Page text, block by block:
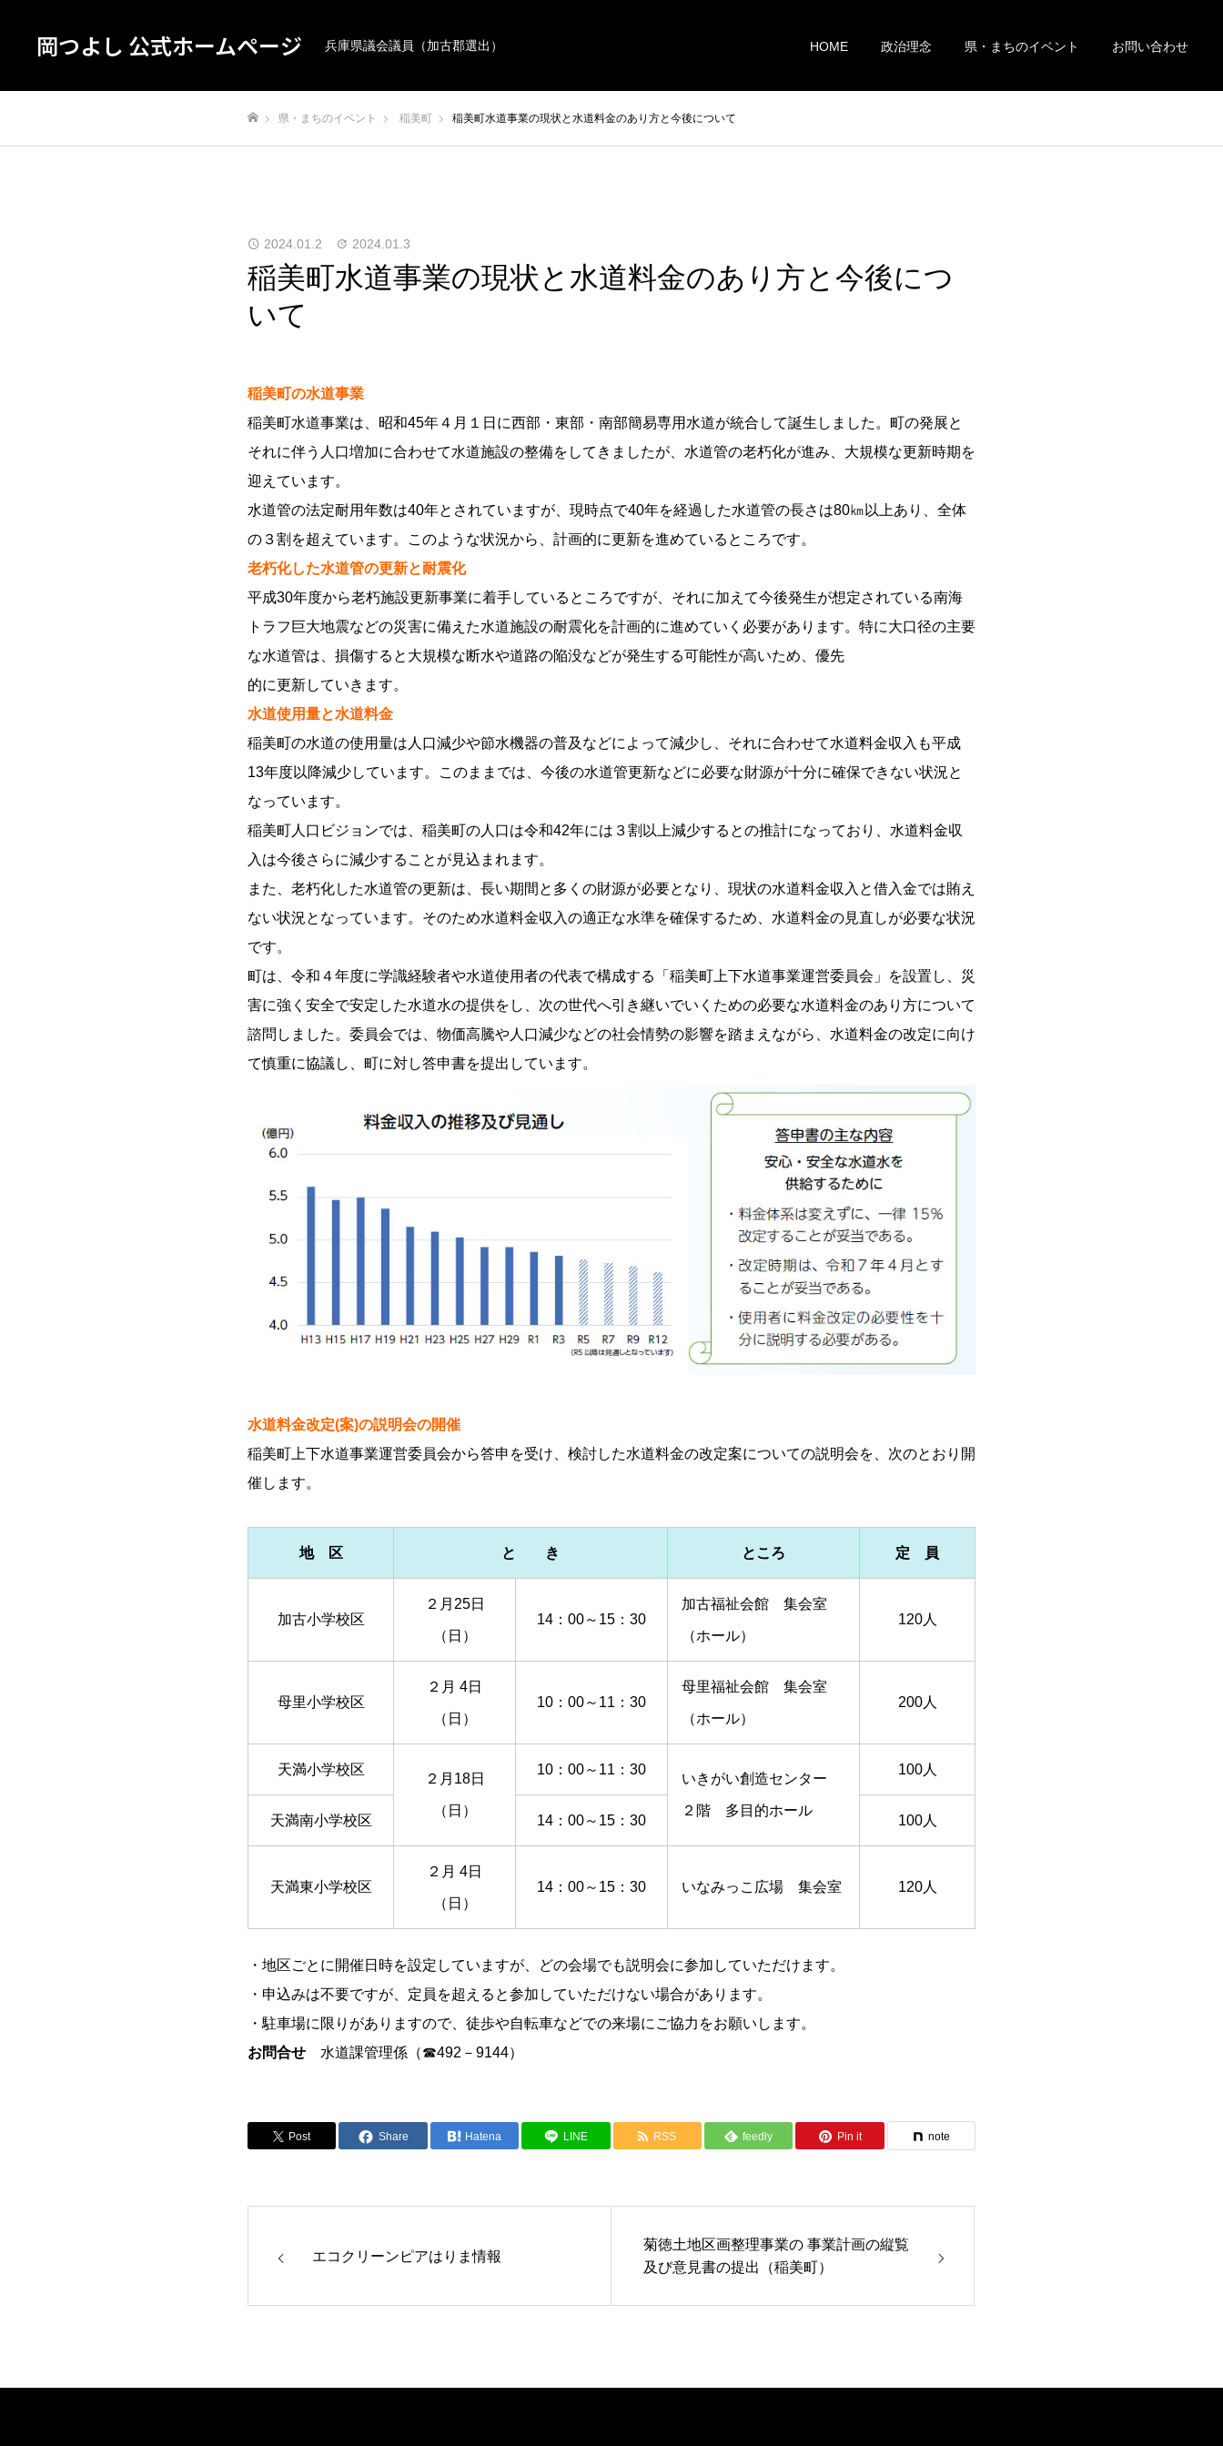
岡つよし 公式ホームページ 兵庫県議会議員（加古郡選出） HOME 政治理念 県・まちのイベント お問い合わせ
県・まちのイベント 稲美町 稲美町水道事業の現状と水道料金のあり方と今後について
2024.01.2 2024.01.3
稲美町水道事業の現状と水道料金のあり方と今後につ
いて
稲美町の水道事業
稲美町水道事業は、昭和45年４月１日に西部・東部・南部簡易専用水道が統合して誕生しました。町の発展と
それに伴う人口増加に合わせて水道施設の整備をしてきましたが、水道管の老朽化が進み、大規模な更新時期を
迎えています。
水道管の法定耐用年数は40年とされていますが、現時点で40年を経過した水道管の長さは80㎞以上あり、全体
の３割を超えています。このような状況から、計画的に更新を進めているところです。
老朽化した水道管の更新と耐震化
平成30年度から老朽施設更新事業に着手しているところですが、それに加えて今後発生が想定されている南海
トラフ巨大地震などの災害に備えた水道施設の耐震化を計画的に進めていく必要があります。特に大口径の主要
な水道管は、損傷すると大規模な断水や道路の陥没などが発生する可能性が高いため、優先
的に更新していきます。
水道使用量と水道料金
稲美町の水道の使用量は人口減少や節水機器の普及などによって減少し、それに合わせて水道料金収入も平成
13年度以降減少しています。このままでは、今後の水道管更新などに必要な財源が十分に確保できない状況と
なっています。
稲美町人口ビジョンでは、稲美町の人口は令和42年には３割以上減少するとの推計になっており、水道料金収
入は今後さらに減少することが見込まれます。
また、老朽化した水道管の更新は、長い期間と多くの財源が必要となり、現状の水道料金収入と借入金では賄え
ない状況となっています。そのため水道料金収入の適正な水準を確保するため、水道料金の見直しが必要な状況
です。
町は、令和４年度に学識経験者や水道使用者の代表で構成する「稲美町上下水道事業運営委員会」を設置し、災
害に強く安全で安定した水道水の提供をし、次の世代へ引き継いでいくための必要な水道料金のあり方について
諮問しました。委員会では、物価高騰や人口減少などの社会情勢の影響を踏まえながら、水道料金の改定に向け
て慎重に協議し、町に対し答申書を提出しています。
水道料金改定(案)の説明会の開催
稲美町上下水道事業運営委員会から答申を受け、検討した水道料金の改定案についての説明会を、次のとおり開
催します。
地 区 と き ところ 定 員
加古小学校区
２月25日
（日）
14：00～15：30
加古福祉会館 集会室
（ホール）
120人
母里小学校区
２月 4日
（日）
10：00～11：30
母里福祉会館 集会室
（ホール）
200人
天満小学校区
２月18日
（日）
10：00～11：30
いきがい創造センター
２階 多目的ホール
100人
天満南小学校区 14：00～15：30 100人
天満東小学校区
２月 4日
（日）
14：00～15：30 いなみっこ広場 集会室 120人
・地区ごとに開催日時を設定していますが、どの会場でも説明会に参加していただけます。
・申込みは不要ですが、定員を超えると参加していただけない場合があります。
・駐車場に限りがありますので、徒歩や自転車などでの来場にご協力をお願いします。
お問合せ 水道課管理係（☎492－9144）
Post Share Hatena LINE RSS feedly Pin it note
エコクリーンピアはりま情報
菊徳土地区画整理事業の 事業計画の縦覧
及び意見書の提出（稲美町）